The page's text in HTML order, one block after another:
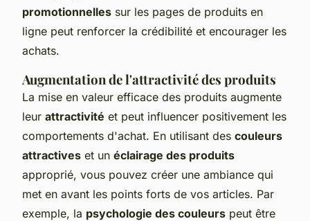
promotionnelles sur les pages de produits en
ligne peut renforcer la crédibilité et encourager les
achats.
Augmentation de l'attractivité des produits
La mise en valeur efficace des produits augmente
leur attractivité et peut influencer positivement les
comportements d'achat. En utilisant des couleurs
attractives et un éclairage des produits
approprié, vous pouvez créer une ambiance qui
met en avant les points forts de vos articles. Par
exemple, la psychologie des couleurs peut être